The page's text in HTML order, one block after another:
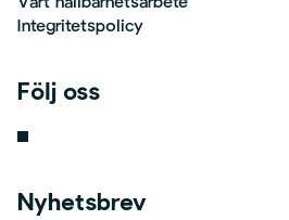
Integritetspolicy
Följ oss
Nyhetsbrev